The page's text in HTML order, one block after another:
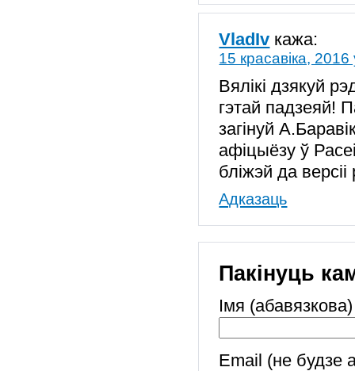
VladIv кажа:
15 красавіка,
Вялікі дзякуй
гэтай падзеяй!
загінуй
афіцыёзу ў
бліжэй да
Адказаць
Пакінуць
Імя (абавязкова)
Email (не будзе